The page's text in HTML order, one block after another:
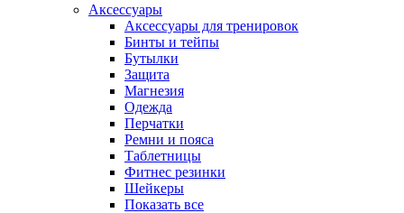
Аксессуары
Аксессуары для тренировок
Бинты и тейпы
Бутылки
Защита
Магнезия
Одежда
Перчатки
Ремни и пояса
Таблетницы
Фитнес резинки
Шейкеры
Показать все